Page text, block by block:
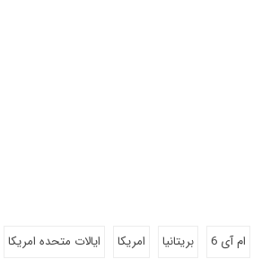
ام آی 6 بریتانیا امریکا ایالات متحده امریکا